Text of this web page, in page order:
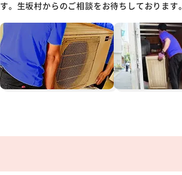
す。生坂村からのご相談をお待ちしております。